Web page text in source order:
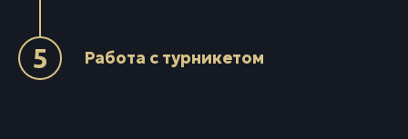
Работа с турникетом